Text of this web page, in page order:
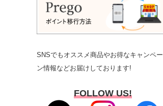
SNSでもオススメ商品やお得なキャンペー
ン情報などお届けしております!
FOLLOW US!